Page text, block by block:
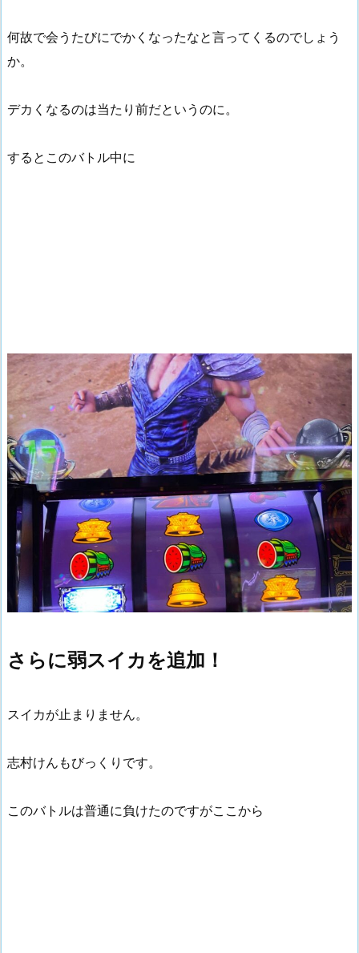
何故で会うたびにでかくなったなと言ってくるのでしょう
か。
デカくなるのは当たり前だというのに。
するとこのバトル中に
さらに弱スイカを追加！
スイカが止まりません。
志村けんもびっくりです。
このバトルは普通に負けたのですがここから